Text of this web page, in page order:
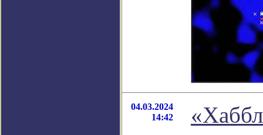
04.03.2024
14:42